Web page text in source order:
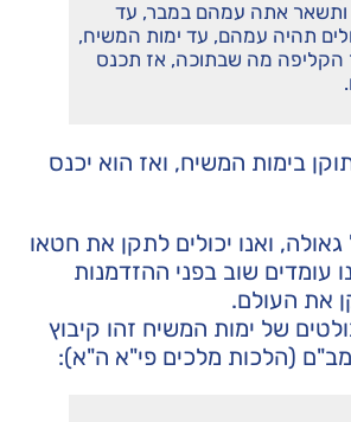
אתה עמהם במבר, עד
תהיה עמהם, עד ימות המשיח,
מה שבתוכה, אז תכנס
בימות המשיח, ואז הוא יכנס
גאולה, ואנו יכולים לתקן את חטאו
שוב בפני ההזדמנות
את העולם.
של ימות המשיח זהו קיבוץ
(הלכות מלכים פי"א ה"א):